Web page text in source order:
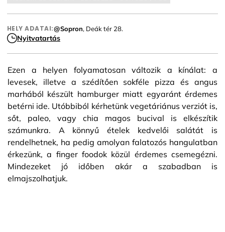
HELY ADATAI:@Sopron, Deák tér 28.
Nyitvatartás
Ezen a helyen folyamatosan változik a kínálat: a
levesek, illetve a szédítően sokféle pizza és angus
marhából készült hamburger miatt egyaránt érdemes
betérni ide. Utóbbiból kérhetünk vegetáriánus verziót is,
sőt, paleo, vagy chia magos bucival is elkészítik
számunkra. A könnyű ételek kedvelői salátát is
rendelhetnek, ha pedig amolyan falatozós hangulatban
érkezünk, a finger foodok közül érdemes csemegézni.
Mindezeket jó időben akár a szabadban is
elmajszolhatjuk.